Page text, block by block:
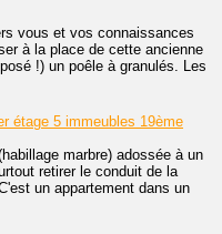
vous et vos connaissances
à la place de cette ancienne
!) un poêle à granulés. Les
étage 5 immeubles 19ème
marbre) adossée à un
retirer le conduit de la
un appartement dans un